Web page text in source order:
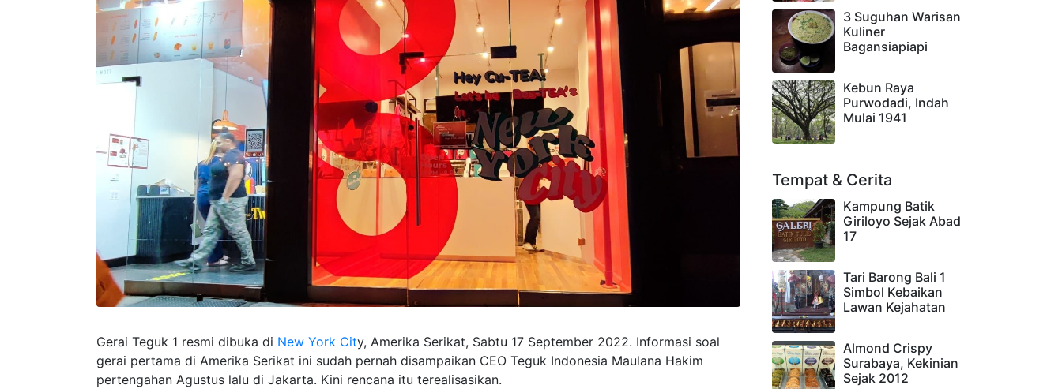
Gerai Teguk 1 resmi dibuka di New York City, Amerika Serikat, Sabtu 17 September 2022. Informasi soal
gerai pertama di Amerika Serikat ini sudah pernah disampaikan CEO Teguk Indonesia Maulana Hakim
pertengahan Agustus lalu di Jakarta. Kini rencana itu terealisasikan.
3 Suguhan Warisan
Kuliner
Bagansiapiapi
Kebun Raya
Purwodadi, Indah
Mulai 1941
Tempat & Cerita
Kampung Batik
Giriloyo Sejak Abad
17
Tari Barong Bali 1
Simbol Kebaikan
Lawan Kejahatan
Almond Crispy
Surabaya, Kekinian
Sejak 2012